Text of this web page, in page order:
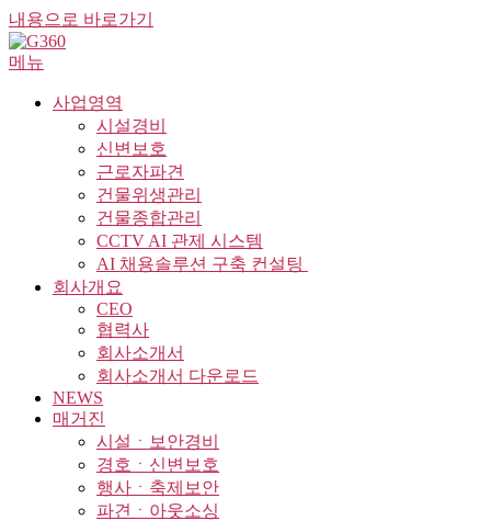
내용으로 바로가기
메뉴
사업영역
시설경비
신변보호
근로자파견
건물위생관리
건물종합관리
CCTV AI 관제 시스템
AI 채용솔루션 구축 컨설팅 ​
회사개요
CEO
협력사
회사소개서
회사소개서 다운로드
NEWS
매거진
시설ㆍ보안경비
경호ㆍ신변보호
행사ㆍ축제보안
파견ㆍ아웃소싱